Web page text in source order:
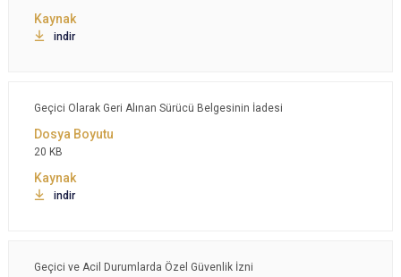
indir
Geçici Olarak Geri Alınan Sürücü Belgesinin İadesi
20 KB
indir
Geçici ve Acil Durumlarda Özel Güvenlik İzni